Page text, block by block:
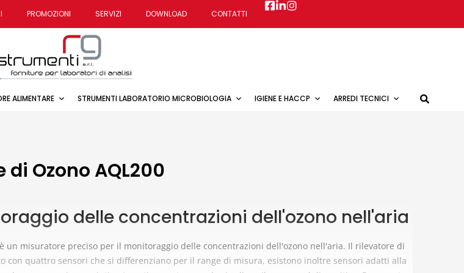
PROMOZIONI SERVIZI DOWNLOAD CONTATTI
ALIMENTARE STRUMENTI LABORATORIO MICROBIOLOGIA IGIENE E HACCP ARREDI TECNICI
Ozono AQL200
delle concentrazioni dell'ozono nell'aria
un misuratore preciso per il monitoraggio delle concentrazioni dell'ozono nell'aria. Il rilevatore di
con quattro sensori che si differenziano per il range di misura, esistono inoltre sensori adatti alla